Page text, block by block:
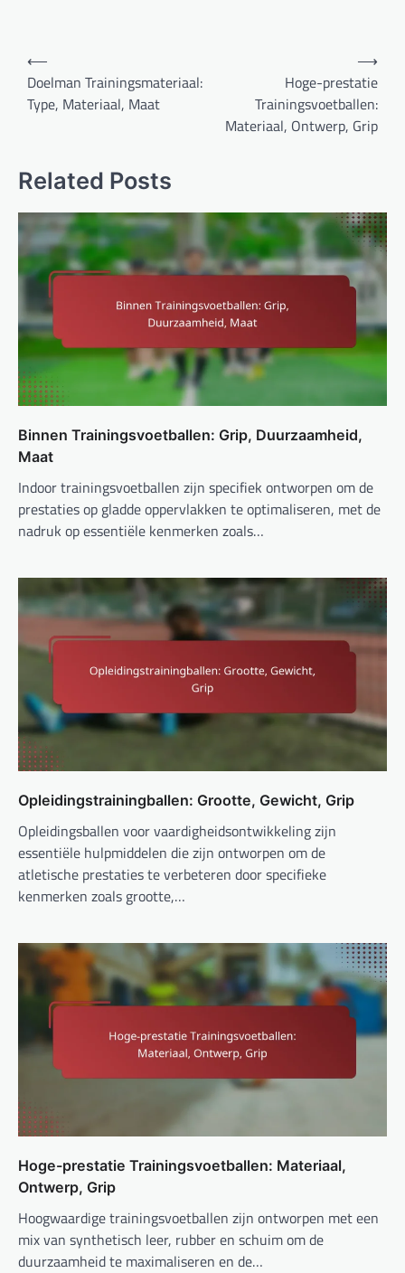
Post
navigation
⟵
Doelman Trainingsmateriaal:
Type, Materiaal, Maat
Hoge-prestatie
Trainingsvoetballen:
Materiaal, Ontwerp, Grip
⟶
Related Posts
Binnen Trainingsvoetballen: Grip, Duurzaamheid,
Maat
Indoor trainingsvoetballen zijn specifiek ontworpen om de
prestaties op gladde oppervlakken te optimaliseren, met de
nadruk op essentiële kenmerken zoals…
Opleidingstrainingballen: Grootte, Gewicht, Grip
Opleidingsballen voor vaardigheidsontwikkeling zijn
essentiële hulpmiddelen die zijn ontworpen om de
atletische prestaties te verbeteren door specifieke
kenmerken zoals grootte,…
Hoge-prestatie Trainingsvoetballen: Materiaal,
Ontwerp, Grip
Hoogwaardige trainingsvoetballen zijn ontworpen met een
mix van synthetisch leer, rubber en schuim om de
duurzaamheid te maximaliseren en de…